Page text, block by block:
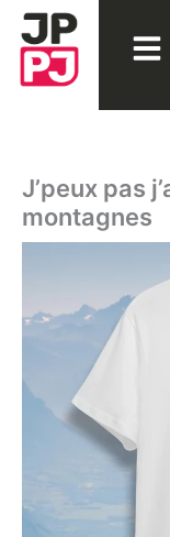
Aller
contenu
Menu
J’peux pas
montagnes